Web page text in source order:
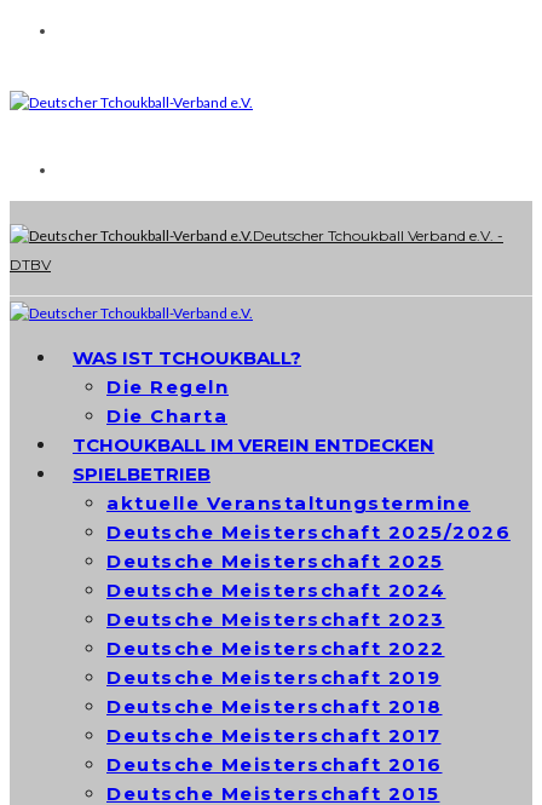
Deutscher Tchoukball Verband e.V. -
DTBV
WAS IST TCHOUKBALL?
Die Regeln
Die Charta
TCHOUKBALL IM VEREIN ENTDECKEN
SPIELBETRIEB
aktuelle Veranstaltungstermine
Deutsche Meisterschaft 2025/2026
Deutsche Meisterschaft 2025
Deutsche Meisterschaft 2024
Deutsche Meisterschaft 2023
Deutsche Meisterschaft 2022
Deutsche Meisterschaft 2019
Deutsche Meisterschaft 2018
Deutsche Meisterschaft 2017
Deutsche Meisterschaft 2016
Deutsche Meisterschaft 2015